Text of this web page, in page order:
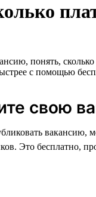
понять,
с помощью
свою
вакансию,
Это бесплатно,